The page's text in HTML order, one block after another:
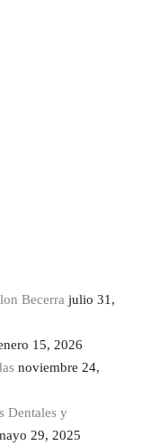
Becerra julio 31,
15, 2026
noviembre 24,
Dentales y
29, 2025